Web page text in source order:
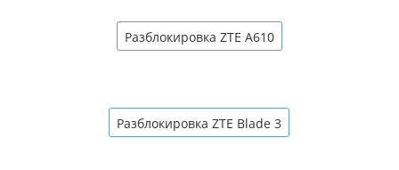
Разблокировка ZTE A610
Разблокировка ZTE Blade 3